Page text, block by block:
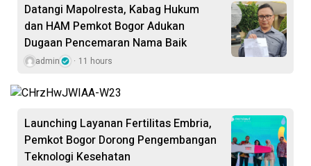
Datangi Mapolresta, Kabag Hukum
dan HAM Pemkot Bogor Adukan
Dugaan Pencemaran Nama Baik
admin 11 hours
Launching Layanan Fertilitas Embria,
Pemkot Bogor Dorong Pengembangan
Teknologi Kesehatan